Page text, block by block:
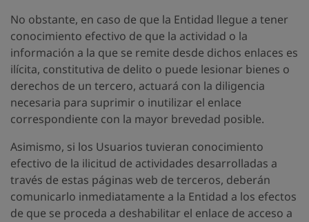
No obstante, en caso de que la Entidad llegue a tener
conocimiento efectivo de que la actividad o la
información a la que se remite desde dichos enlaces es
ilícita, constitutiva de delito o puede lesionar bienes o
derechos de un tercero, actuará con la diligencia
necesaria para suprimir o inutilizar el enlace
correspondiente con la mayor brevedad posible.
Asimismo, si los Usuarios tuvieran conocimiento
efectivo de la ilicitud de actividades desarrolladas a
través de estas páginas web de terceros, deberán
comunicarlo inmediatamente a la Entidad a los efectos
de que se proceda a deshabilitar el enlace de acceso a